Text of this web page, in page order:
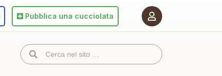
Pubblica una cucciolata